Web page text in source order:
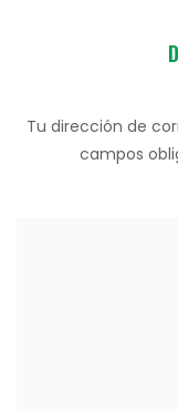
Tu dirección de
campos